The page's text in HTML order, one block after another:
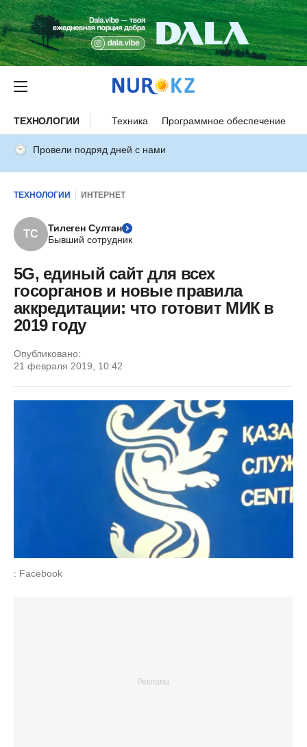
ТЕХНОЛОГИИ Техника Программное обеспечение
Провели подряд дней с нами
ТЕХНОЛОГИИ ИНТЕРНЕТ
ТС
Тилеген Султан
Бывший сотрудник
5G, единый сайт для всех
госорганов и новые правила
аккредитации: что готовит МИК в
2019 году
Опубликовано:
21 февраля 2019, 10:42
: Facebook